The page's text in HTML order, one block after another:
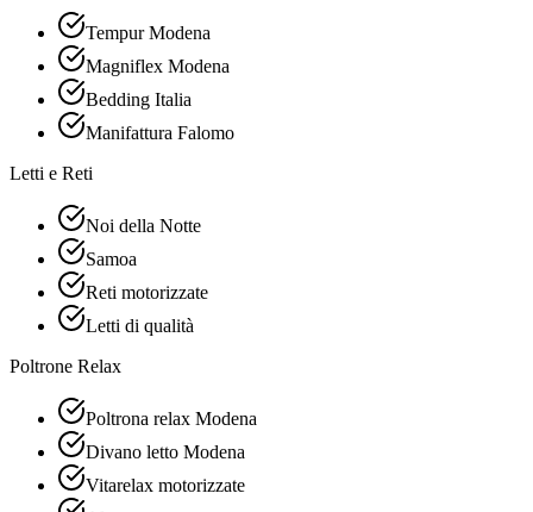
Tempur Modena
Magniflex Modena
Bedding Italia
Manifattura Falomo
Letti e Reti
Noi della Notte
Samoa
Reti motorizzate
Letti di qualità
Poltrone Relax
Poltrona relax Modena
Divano letto Modena
Vitarelax motorizzate